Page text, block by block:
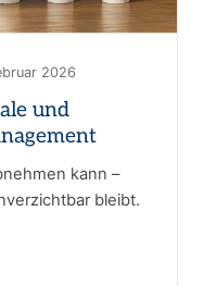
2026
und
kann –
bleibt.